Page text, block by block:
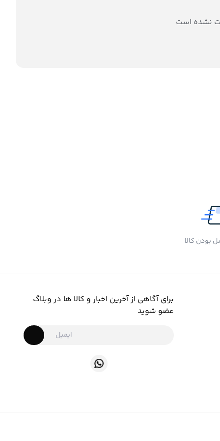
نشده است
بودن کالا
برای آگاهی از آخرین اخبار و کالا ها در وبلاگ
عضو شوید